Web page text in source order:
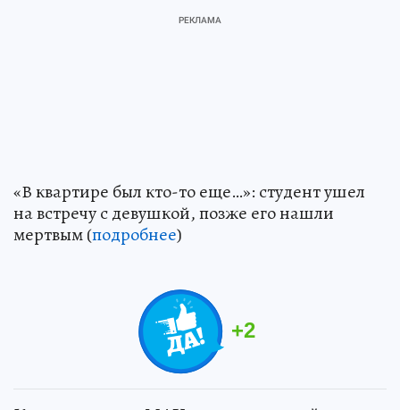
«В квартире был кто-то еще…»: студент ушел
на встречу с девушкой, позже его нашли
мертвым (подробнее)
+2